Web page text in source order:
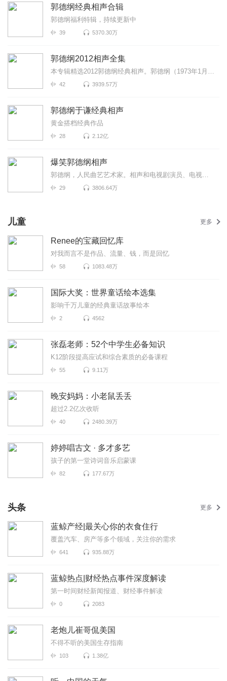
郭德纲经典相声合辑
郭德纲福利特辑，持续更新中
39 5370.30万
郭德纲2012相声全集
本专辑精选2012郭德纲经典相声。郭德纲（1973年1月18日－），相声演员、中国天津人，亦为电视演员及电视...
42 3939.57万
郭德纲于谦经典相声
黄金搭档经典作品
28 2.12亿
爆笑郭德纲相声
郭德纲，人民曲艺艺术家。相声和电视剧演员、电视脱口秀主持人。1973年生于天津，自幼酷爱民间艺术。8岁...
29 3806.64万
儿童 更多
Renee的宝藏回忆库
对我而言不是作品、流量、钱，而是回忆
58 1083.48万
国际大奖：世界童话绘本选集
影响千万儿童的经典童话故事绘本
2 4562
张磊老师：52个中学生必备知识
K12阶段提高应试和综合素质的必备课程
55 9.11万
晚安妈妈：小老鼠丢丢
超过2.2亿次收听
40 2480.39万
婷婷唱古文 · 多才多艺
孩子的第一堂诗词音乐启蒙课
82 177.67万
头条 更多
蓝鲸产经|最关心你的衣食住行
覆盖汽车、房产等多个领域，关注你的需求
641 935.88万
蓝鲸热点|财经热点事件深度解读
第一时间财经新闻报道、财经事件解读
0 2083
老炮儿崔哥侃美国
不得不听的美国生存指南
103 1.38亿